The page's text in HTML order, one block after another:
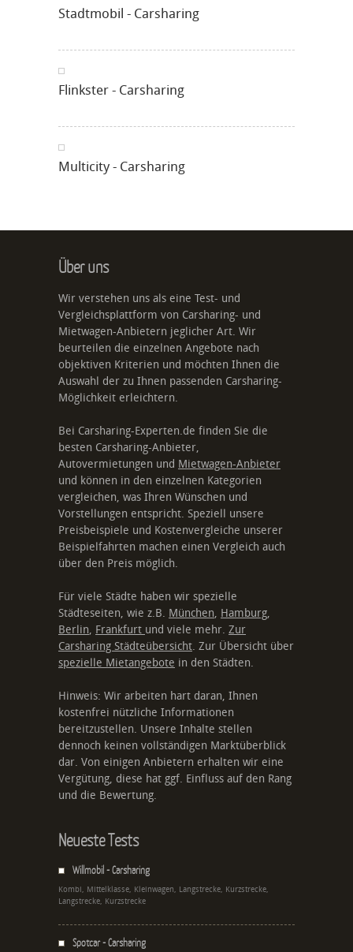
Stadtmobil - Carsharing
Flinkster - Carsharing
Multicity - Carsharing
Über uns
Wir verstehen uns als eine Test- und
Vergleichsplattform von Carsharing- und
Mietwagen-Anbietern jeglicher Art. Wir
beurteilen die einzelnen Angebote nach
objektiven Kriterien und möchten Ihnen die
Auswahl der zu Ihnen passenden Carsharing-
Möglichkeit erleichtern.
Bei Carsharing-Experten.de finden Sie die
besten Carsharing-Anbieter,
Autovermietungen und Mietwagen-Anbieter
und können in den einzelnen Kategorien
vergleichen, was Ihren Wünschen und
Vorstellungen entspricht. Speziell unsere
Preisbeispiele und Kostenvergleiche unserer
Beispielfahrten machen einen Vergleich auch
über den Preis möglich.
Für viele Städte haben wir spezielle
Städteseiten, wie z.B. München, Hamburg,
Berlin, Frankfurt und viele mehr. Zur
Carsharing Städteübersicht. Zur Übersicht über
spezielle Mietangebote in den Städten.
Hinweis: Wir arbeiten hart daran, Ihnen
kostenfrei nützliche Informationen
bereitzustellen. Unsere Inhalte stellen
dennoch keinen vollständigen Marktüberblick
dar. Von einigen Anbietern erhalten wir eine
Vergütung, diese hat ggf. Einfluss auf den Rang
und die Bewertung.
Neueste Tests
Willmobil - Carsharing
Kombi, Mittelklasse, Kleinwagen, Langstrecke, Kurzstrecke,
Langstrecke, Kurzstrecke
Spotcar - Carsharing